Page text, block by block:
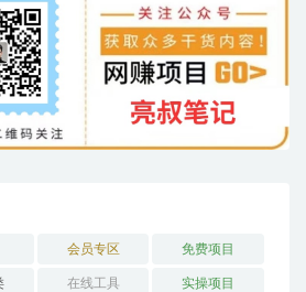
会员专区 免费项目
在线工具 实操项目